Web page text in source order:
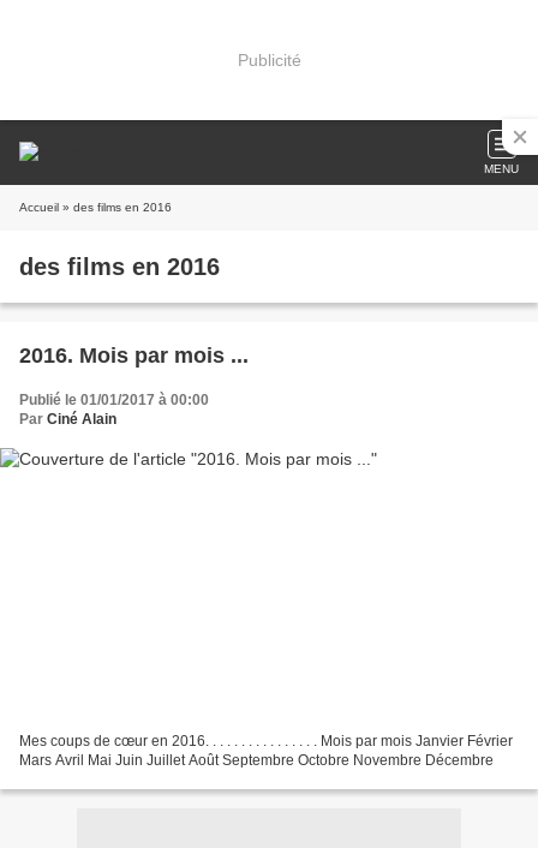
Publicité
MENU
Accueil » des films en 2016
des films en 2016
2016. Mois par mois ...
Publié le 01/01/2017 à 00:00
Par Ciné Alain
Mes coups de cœur en 2016. . . . . . . . . . . . . . . . Mois par mois Janvier Février
Mars Avril Mai Juin Juillet Août Septembre Octobre Novembre Décembre